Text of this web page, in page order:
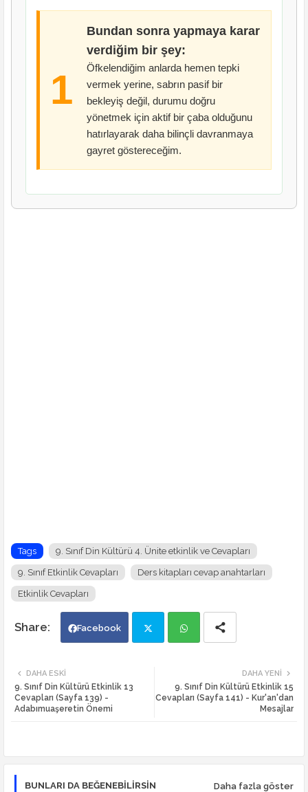
1
Bundan sonra yapmaya karar
verdiğim bir şey:
Öfkelendiğim anlarda hemen tepki
vermek yerine, sabrın pasif bir
bekleyiş değil, durumu doğru
yönetmek için aktif bir çaba olduğunu
hatırlayarak daha bilinçli davranmaya
gayret göstereceğim.
Tags 9. Sınıf Din Kültürü 4. Ünite etkinlik ve Cevapları
9. Sınıf Etkinlik Cevapları Ders kitapları cevap anahtarları
Etkinlik Cevapları
Facebook
ats
DAHA YENI
9. Sınıf Din Kültürü Etkinlik 15
Cevapları (Sayfa 141) - Kur'an'dan
Mesajlar
DAHA ESKI
9. Sınıf Din Kültürü Etkinlik 13
Cevapları (Sayfa 139) -
Adabımuaşeretin Önemi
BUNLARI DA BEĞENEBILIRSIN Daha fazla göster